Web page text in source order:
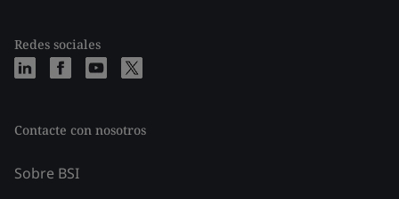
Redes sociales
Contacte con nosotros
Sobre BSI